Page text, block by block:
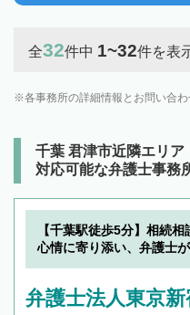
全32件中 1~32件を表
各事務所の詳細情報とお問い合
千葉 君津市近隣エリ
対応可能な弁護士事務
【千葉駅徒歩5分】相続
心情に寄り添い、弁護士
弁護士法人東京